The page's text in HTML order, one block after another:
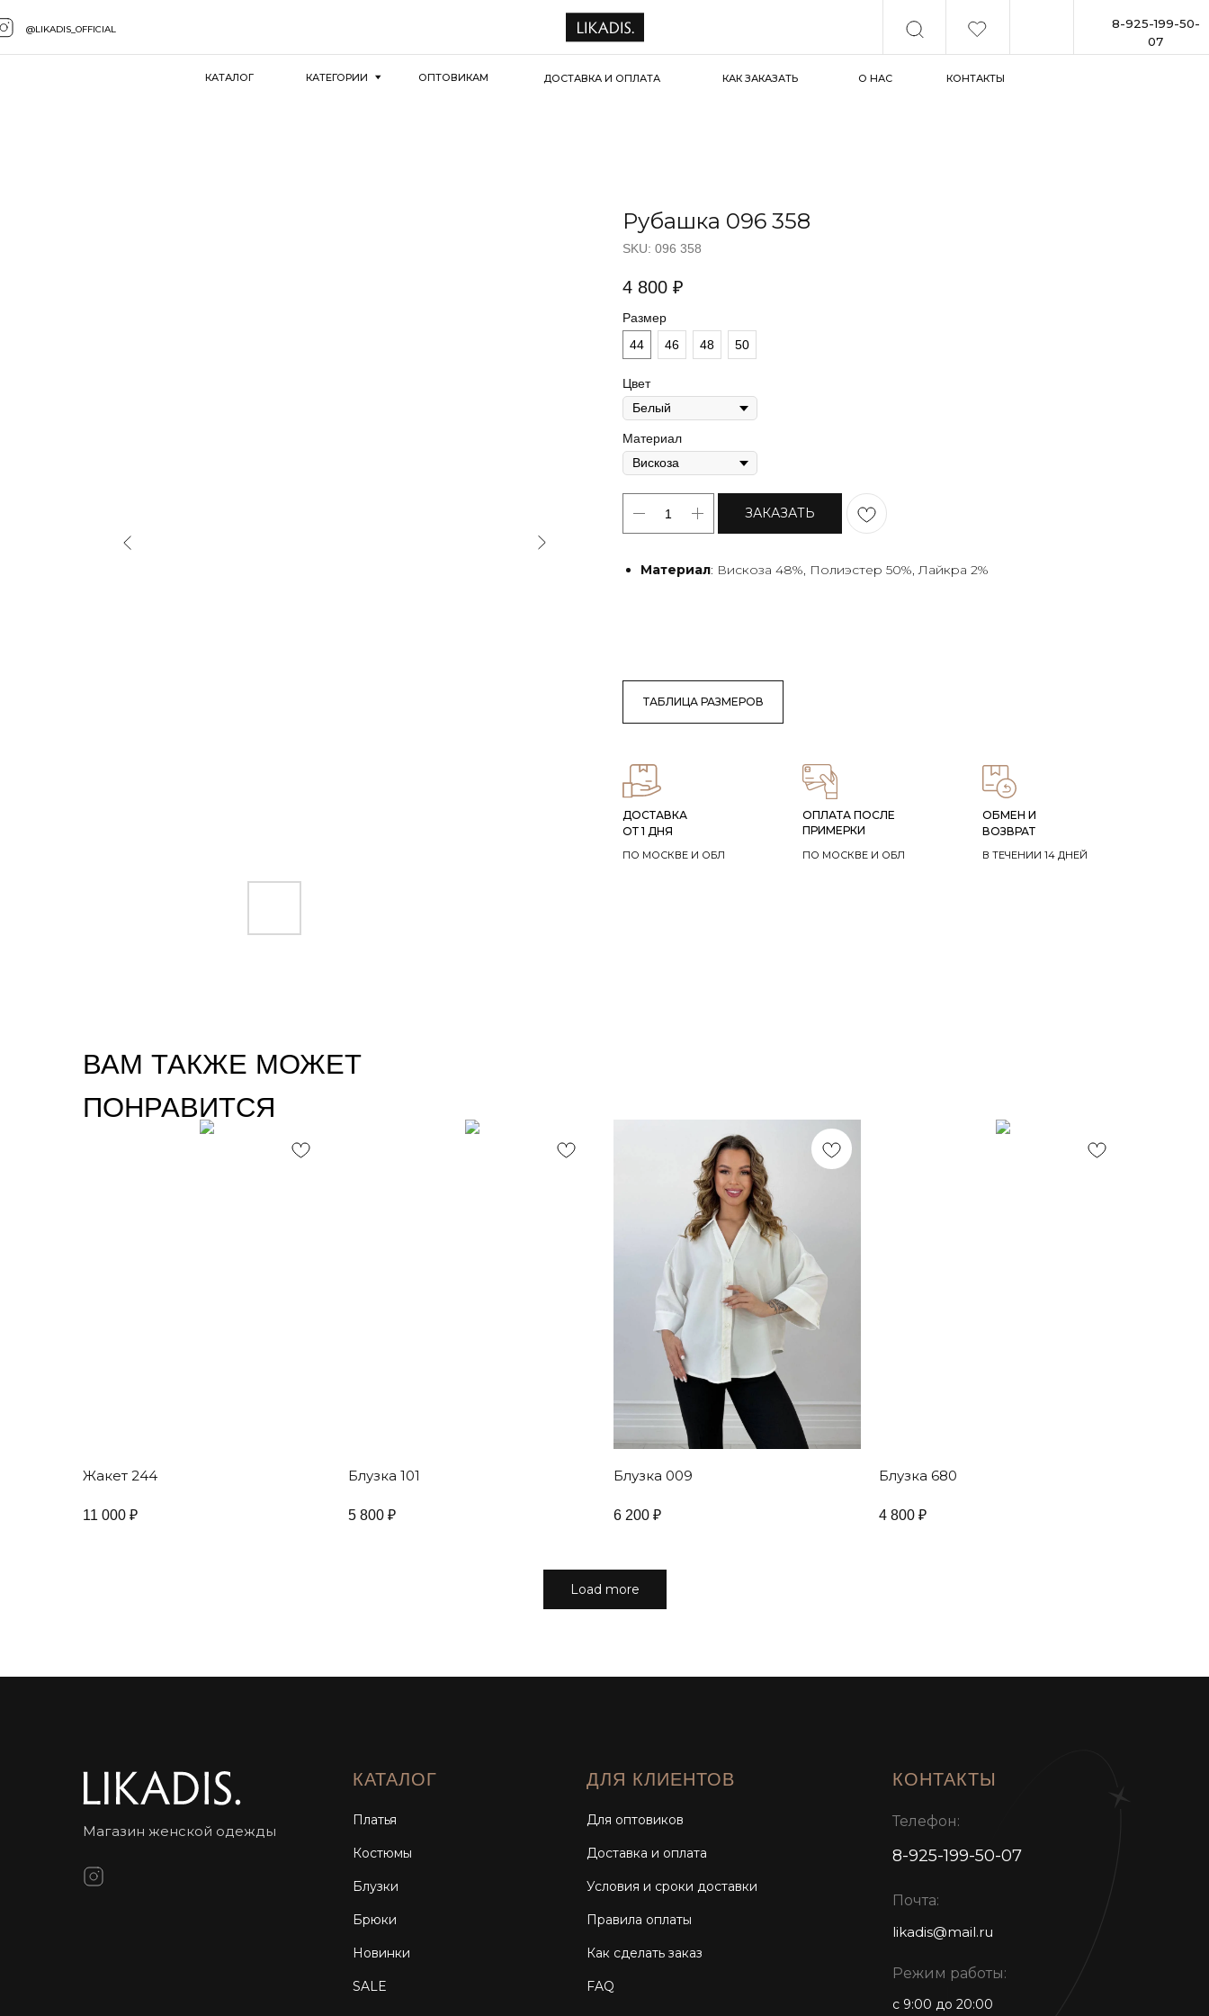
КАТАЛОГ ОПТОВИКАМ ДОСТАВКА И ОПЛАТА КАК ЗАКАЗАТЬ О НАС
КАТЕГОРИИ КОНТАКТЫ
8-925-199-50-
07
@LIKADIS_OFFICIAL
Рубашка 096 358
SKU: 096 358
4 800 ₽
Размер
44
46 48 50
Цвет
Материал
ЗАКАЗАТЬ
Материал: Вискоза 48%, Полиэстер 50%, Лайкра 2%
ОБМЕН И
ВОЗВРАТ
ТАБЛИЦА РАЗМЕРОВ
ОПЛАТА ПОСЛЕ
ПРИМЕРКИ
ДОСТАВКА
ОТ 1 ДНЯ
ПО МОСКВЕ И ОБЛ ПО МОСКВЕ И ОБЛ В ТЕЧЕНИИ 14 ДНЕЙ
ВАМ ТАКЖЕ МОЖЕТ
ПОНРАВИТСЯ
Жакет 244
11 000 ₽
Блузка 101
5 800 ₽
Блузка 009
6 200 ₽
Блузка 680
4 800 ₽
Load more
КАТАЛОГ
Платья
ДЛЯ КЛИЕНТОВ КОНТАКТЫ
Магазин женской одежды
Костюмы
Блузки
Брюки
Новинки
SALE
Для оптовиков
Доставка и оплата
Условия и сроки доставки
Правила оплаты
Как сделать заказ
FAQ
Телефон:
8-925-199-50-07
Почта:
likadis@mail.ru
Режим работы:
с 9:00 до 20:00